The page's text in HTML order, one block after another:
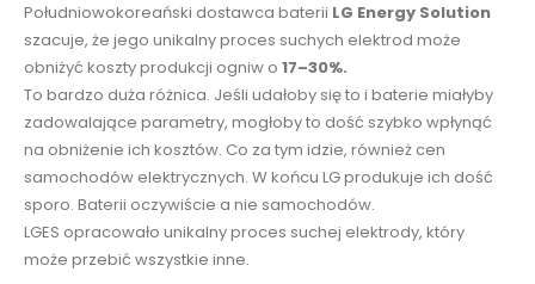
Południowokoreański dostawca baterii LG Energy Solution
szacuje, że jego unikalny proces suchych elektrod może
obniżyć koszty produkcji ogniw o 17–30%.
To bardzo duża różnica. Jeśli udałoby się to i baterie miałyby
zadowalające parametry, mogłoby to dość szybko wpłynąć
na obniżenie ich kosztów. Co za tym idzie, również cen
samochodów elektrycznych. W końcu LG produkuje ich dość
sporo. Baterii oczywiście a nie samochodów.
LGES opracowało unikalny proces suchej elektrody, który
może przebić wszystkie inne.